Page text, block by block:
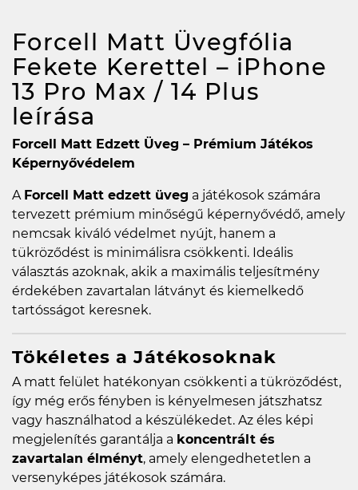
Forcell Matt Üvegfólia
Fekete Kerettel – iPhone
13 Pro Max / 14 Plus
leírása
Forcell Matt Edzett Üveg – Prémium Játékos
Képernyővédelem
A Forcell Matt edzett üveg a játékosok számára
tervezett prémium minőségű képernyővédő, amely
nemcsak kiváló védelmet nyújt, hanem a
tükröződést is minimálisra csökkenti. Ideális
választás azoknak, akik a maximális teljesítmény
érdekében zavartalan látványt és kiemelkedő
tartósságot keresnek.
Tökéletes a Játékosoknak
A matt felület hatékonyan csökkenti a tükröződést,
így még erős fényben is kényelmesen játszhatsz
vagy használhatod a készülékedet. Az éles képi
megjelenítés garantálja a koncentrált és
zavartalan élményt, amely elengedhetetlen a
versenyképes játékosok számára.